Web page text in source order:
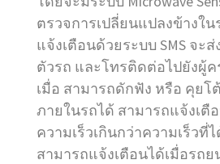
ตรวจการเปลี่ยนแปลงข้างใ
แจ้งเตือนด้วยระบบ SMS จะส่
ตัวรถ และโทรติดต่อไปยังผู้
เมื่อ สามารถดักฟัง หรือ คุย
ภายในรถได้ สามารถแจ้งเตื
ความเร็วเกินกว่าความเร็วที่
สามารถแจ้งเตือนได้เมื่อรถ